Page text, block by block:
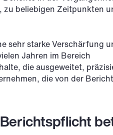
beliebigen Zeitpunkten
sehr starke Verschärfung
Jahren im Bereich
die ausgeweitet,
die von der